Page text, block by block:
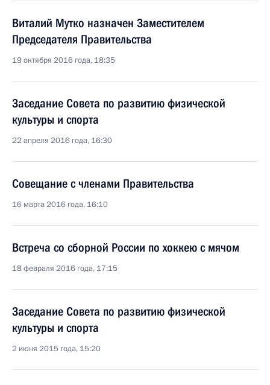
Виталий Мутко назначен Заместителем
Председателя Правительства
19 октября 2016 года, 18:35
Заседание Совета по развитию физической
культуры и спорта
22 апреля 2016 года, 16:30
Совещание с членами Правительства
16 марта 2016 года, 16:10
Встреча со сборной России по хоккею с мячом
18 февраля 2016 года, 17:15
Заседание Совета по развитию физической
культуры и спорта
2 июня 2015 года, 15:20